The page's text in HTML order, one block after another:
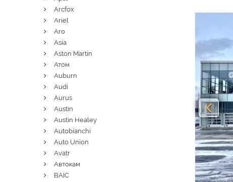
Arcfox
Ariel
Aro
Asia
Aston Martin
Атом
Auburn
Audi
Aurus
Austin
Austin Healey
Autobianchi
Auto Union
Avatr
Автокам
BAIC